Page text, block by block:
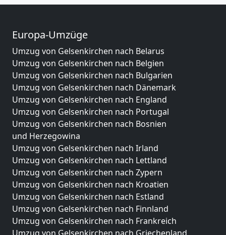
Europa-Umzüge
Umzug von Gelsenkirchen nach Belarus
Umzug von Gelsenkirchen nach Belgien
Umzug von Gelsenkirchen nach Bulgarien
Umzug von Gelsenkirchen nach Dänemark
Umzug von Gelsenkirchen nach England
Umzug von Gelsenkirchen nach Portugal
Umzug von Gelsenkirchen nach Bosnien
und Herzegowina
Umzug von Gelsenkirchen nach Irland
Umzug von Gelsenkirchen nach Lettland
Umzug von Gelsenkirchen nach Zypern
Umzug von Gelsenkirchen nach Kroatien
Umzug von Gelsenkirchen nach Estland
Umzug von Gelsenkirchen nach Finnland
Umzug von Gelsenkirchen nach Frankreich
Umzug von Gelsenkirchen nach Griechenland